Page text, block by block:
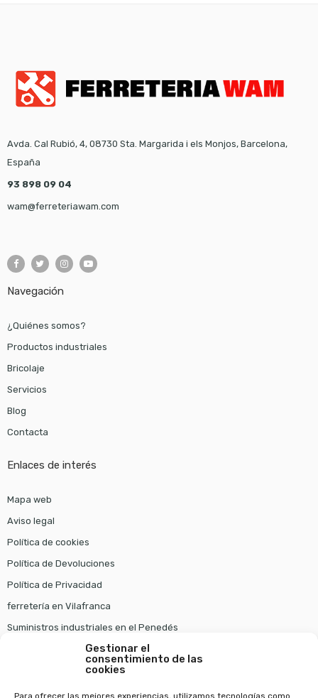
Gestionar el
consentimiento de las
cookies
Para ofrecer las mejores experiencias, utilizamos tecnologías como
Avda. Cal Rubió, 4, 08730 Sta. Margarida i els Monjos, Barcelona,
España
93 898 09 04
wam@ferreteriawam.com
Navegación
¿Quiénes somos?
Productos industriales
Bricolaje
Servicios
Blog
Contacta
Enlaces de interés
Mapa web
Aviso legal
Política de cookies
Política de Devoluciones
Política de Privacidad
ferretería en Vilafranca
Suministros industriales en el Penedés